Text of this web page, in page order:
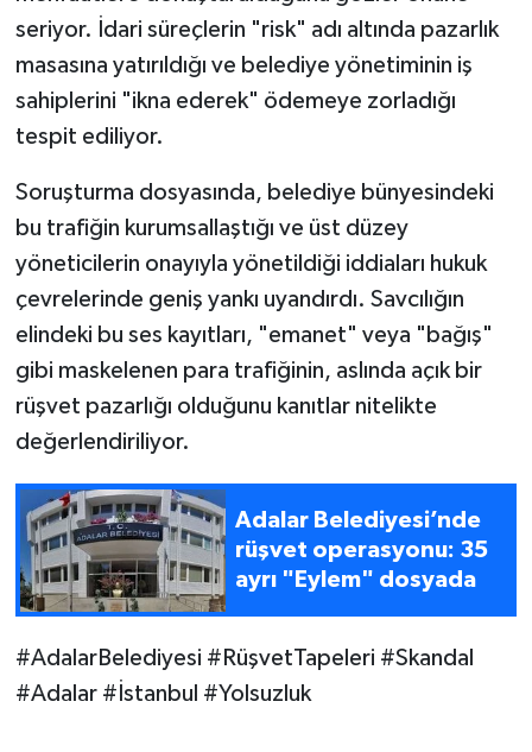
seriyor. İdari süreçlerin "risk" adı altında pazarlık
masasına yatırıldığı ve belediye yönetiminin iş
sahiplerini "ikna ederek" ödemeye zorladığı
tespit ediliyor.
Soruşturma dosyasında, belediye bünyesindeki
bu trafiğin kurumsallaştığı ve üst düzey
yöneticilerin onayıyla yönetildiği iddiaları hukuk
çevrelerinde geniş yankı uyandırdı. Savcılığın
elindeki bu ses kayıtları, "emanet" veya "bağış"
gibi maskelenen para trafiğinin, aslında açık bir
rüşvet pazarlığı olduğunu kanıtlar nitelikte
değerlendiriliyor.
Adalar Belediyesi’nde
rüşvet operasyonu: 35
ayrı "Eylem" dosyada
#AdalarBelediyesi #RüşvetTapeleri #Skandal
#Adalar #İstanbul #Yolsuzluk